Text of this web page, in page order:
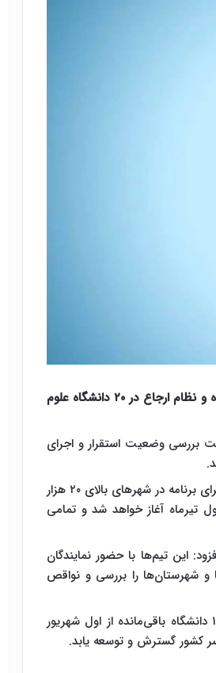
رئیس مرکز مدیریت شبکه وزارت بهداشت، از آغاز رسمی اجرای برنامه پزشکی خانواده و نظام ارجاع در ۲۰ دانشگاه علوم
بررسی وضعیت استقرار و اجرای
در این نشست بابک فرخی، رئیس مرکز مدیریت شبکه وزارت بهداشت با اشاره به اجرای برنامه در شهرهای بالای ۲۰ هزار
پزشکی کشور از اول تیرماه آغاز خواهد شد و تمامی
داد و افزود: این تیم‌ها با حضور نمایندگان
و شهرستان‌ها را بررسی و نواقص
فرخی گفت: فاز دوم برنامه در ۲۰ دانشگاه دیگر از اول مرداد ۱۴۰۵ و فاز سوم در ۱۹ دانشگاه باقی‌مانده از اول شهریور